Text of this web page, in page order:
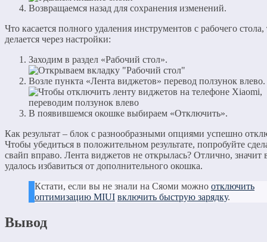
Возвращаемся назад для сохранения изменений.
Что касается полного удаления инструментов с рабочего стола,
делается через настройки:
Заходим в раздел «Рабочий стол».
Возле пункта «Лента виджетов» перевод ползунок влево.
В появившемся окошке выбираем «Отключить».
Как результат – блок с разнообразными опциями успешно
Чтобы убедиться в положительном результате, попробуйте
свайп вправо. Лента виджетов не открылась? Отлично, значит
удалось избавиться от дополнительного окошка.
Кстати, если вы не знали на Сяоми можно отключить
оптимизацию MIUI включить быструю зарядку.
Вывод